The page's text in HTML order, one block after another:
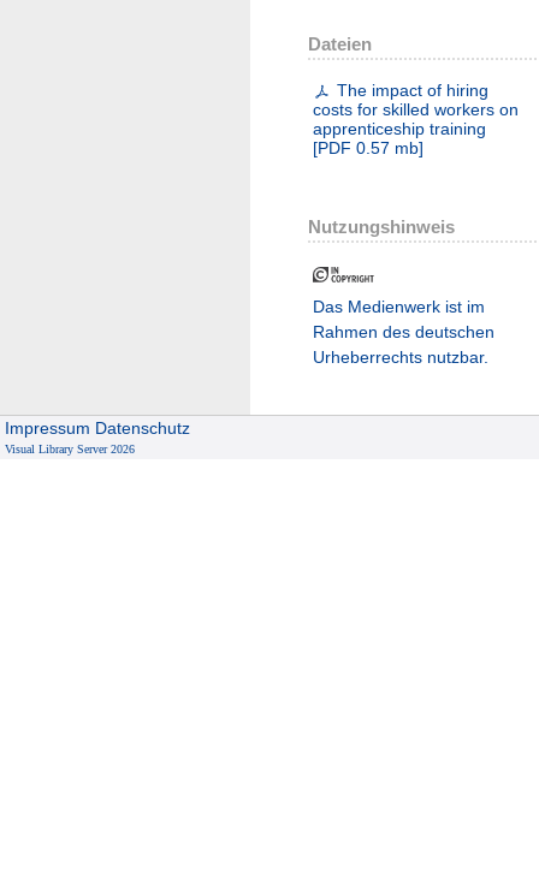
Dateien
The impact of hiring
costs for skilled workers on
apprenticeship training
[PDF 0.57 mb]
Nutzungshinweis
Das Medienwerk ist im
Rahmen des deutschen
Urheberrechts nutzbar.
Impressum Datenschutz
Visual Library Server 2026